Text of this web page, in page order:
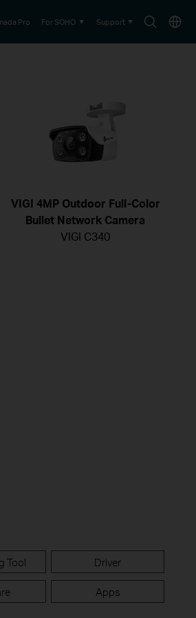
SearchChoose
Pro For SOHO Support
VIGI 4MP Outdoor Full-Color
Bullet Network Camera
VIGI C340
Tool Driver
Apps